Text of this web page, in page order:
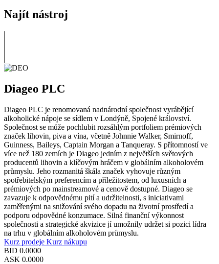
Najít nástroj
Diageo PLC
Diageo PLC je renomovaná nadnárodní společnost vyrábějící
alkoholické nápoje se sídlem v Londýně, Spojené království.
Společnost se může pochlubit rozsáhlým portfoliem prémiových
značek lihovin, piva a vína, včetně Johnnie Walker, Smirnoff,
Guinness, Baileys, Captain Morgan a Tanqueray. S přítomností ve
více než 180 zemích je Diageo jedním z největších světových
producentů lihovin a klíčovým hráčem v globálním alkoholovém
průmyslu. Jeho rozmanitá škála značek vyhovuje různým
spotřebitelským preferencím a příležitostem, od luxusních a
prémiových po mainstreamové a cenově dostupné. Diageo se
zavazuje k odpovědnému pití a udržitelnosti, s iniciativami
zaměřenými na snižování svého dopadu na životní prostředí a
podporu odpovědné konzumace. Silná finanční výkonnost
společnosti a strategické akvizice jí umožnily udržet si pozici lídra
na trhu v globálním alkoholovém průmyslu.
Kurz prodeje Kurz nákupu
BID 0.0000
ASK 0.0000